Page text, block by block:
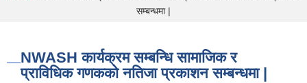
सम्बन्धमा |
NWASH कार्यक्रम सम्बन्धि सामाजिक र
प्राविधिक गणकको नतिजा प्रकाशन सम्बन्धमा |